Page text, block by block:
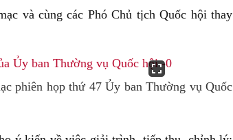
và cùng các Phó Chủ tịch Quốc hội thay
phiên họp thứ 47 Ủy ban Thường vụ Quốc